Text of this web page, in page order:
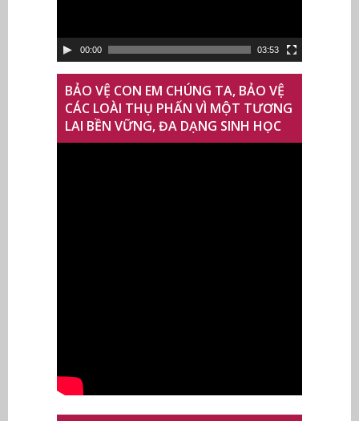
00:00 03:53
BẢO VỆ CON EM CHÚNG TA, BẢO VỆ
CÁC LOÀI THỤ PHẤN VÌ MỘT TƯƠNG
LAI BỀN VỮNG, ĐA DẠNG SINH HỌC